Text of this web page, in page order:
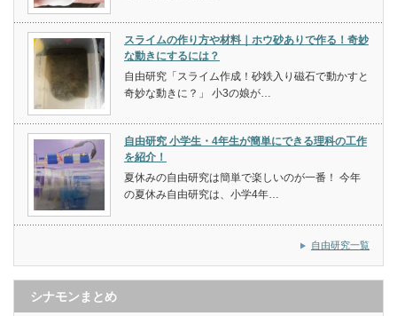
スライムの作り方や材料｜ホウ砂ありで作る！奇妙
な動きにするには？
自由研究「スライム作成！砂鉄入り磁石で動かすと
奇妙な動きに？」 小3の娘が…
自由研究 小学生・4年生が簡単にできる理科の工作
を紹介！
夏休みの自由研究は簡単で楽しいのが一番！ 今年
の夏休み自由研究は、小学4年…
自由研究一覧
シナモンまとめ